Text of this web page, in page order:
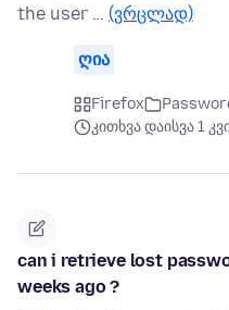
the user … (ვრცლად)
ღია
Firefox
კითხვა დაისვა 1
can i retrieve lost
weeks ago ?